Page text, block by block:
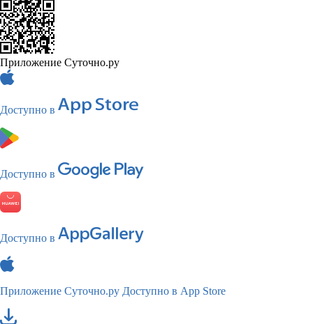
Приложение Суточно.ру
Доступно в
Доступно в
Доступно в
Приложение Суточно.ру Доступно в App Store